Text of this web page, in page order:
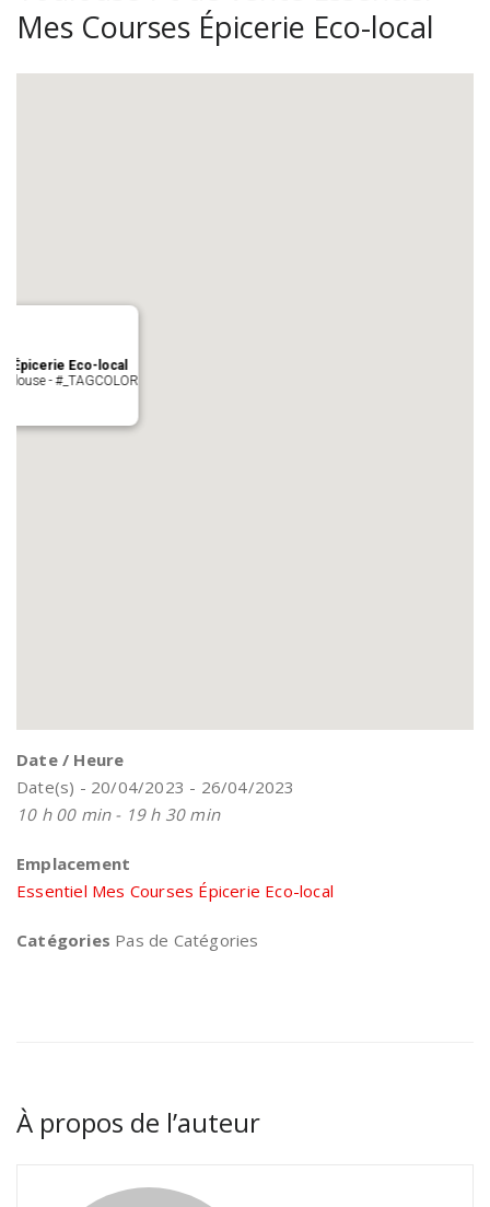
Mes Courses Épicerie Eco-local
Épicerie Eco-local
- #_TAGCOLOR
Date / Heure
Date(s) - 20/04/2023 - 26/04/2023
10 h 00 min - 19 h 30 min
Emplacement
Essentiel Mes Courses Épicerie Eco-local
Catégories Pas de Catégories
À propos de l’auteur